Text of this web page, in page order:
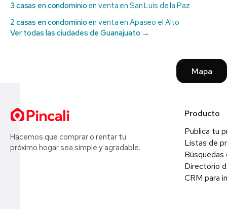
3 casas en condominio en venta en San Luis de la Paz
2 casas en condominio en venta en Apaseo el Alto
Ver todas las ciudades de Guanajuato →
Mapa
Hacemos que comprar o rentar tu
próximo hogar sea simple y agradable.
Producto
Publica tu
Listas de
Búsquedas
Directorio
CRM para